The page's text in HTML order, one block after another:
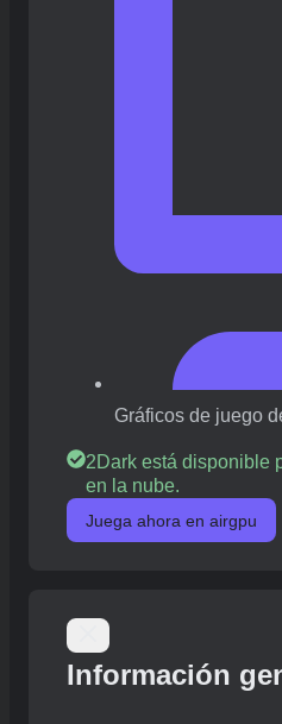
Gráficos de juego
2Dark está disponible
en la nube.
Juega ahora en airgpu
Información